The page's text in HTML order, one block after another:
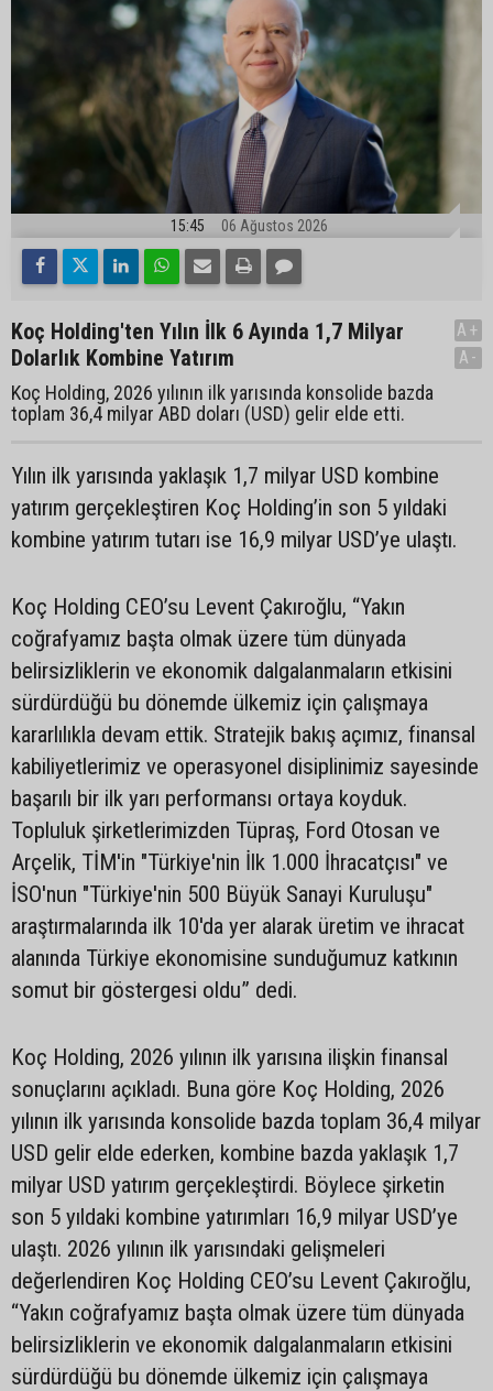
15:45 06 Ağustos 2026
Koç Holding'ten Yılın İlk 6 Ayında 1,7 Milyar
Dolarlık Kombine Yatırım
Koç Holding, 2026 yılının ilk yarısında konsolide bazda
toplam 36,4 milyar ABD doları (USD) gelir elde etti.
A+
A-
Yılın ilk yarısında yaklaşık 1,7 milyar USD kombine
yatırım gerçekleştiren Koç Holding’in son 5 yıldaki
kombine yatırım tutarı ise 16,9 milyar USD’ye ulaştı.
Koç Holding CEO’su Levent Çakıroğlu, “Yakın
coğrafyamız başta olmak üzere tüm dünyada
belirsizliklerin ve ekonomik dalgalanmaların etkisini
sürdürdüğü bu dönemde ülkemiz için çalışmaya
kararlılıkla devam ettik. Stratejik bakış açımız, finansal
kabiliyetlerimiz ve operasyonel disiplinimiz sayesinde
başarılı bir ilk yarı performansı ortaya koyduk.
Topluluk şirketlerimizden Tüpraş, Ford Otosan ve
Arçelik, TİM'in "Türkiye'nin İlk 1.000 İhracatçısı" ve
İSO'nun "Türkiye'nin 500 Büyük Sanayi Kuruluşu"
araştırmalarında ilk 10'da yer alarak üretim ve ihracat
alanında Türkiye ekonomisine sunduğumuz katkının
somut bir göstergesi oldu” dedi.
Koç Holding, 2026 yılının ilk yarısına ilişkin finansal
sonuçlarını açıkladı. Buna göre Koç Holding, 2026
yılının ilk yarısında konsolide bazda toplam 36,4 milyar
USD gelir elde ederken, kombine bazda yaklaşık 1,7
milyar USD yatırım gerçekleştirdi. Böylece şirketin
son 5 yıldaki kombine yatırımları 16,9 milyar USD’ye
ulaştı. 2026 yılının ilk yarısındaki gelişmeleri
değerlendiren Koç Holding CEO’su Levent Çakıroğlu,
“Yakın coğrafyamız başta olmak üzere tüm dünyada
belirsizliklerin ve ekonomik dalgalanmaların etkisini
sürdürdüğü bu dönemde ülkemiz için çalışmaya